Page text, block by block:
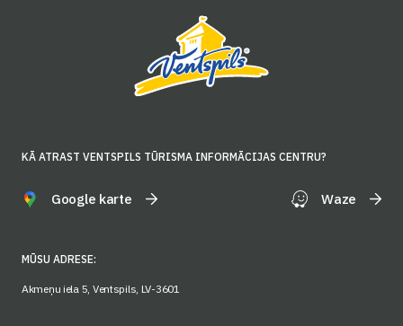
KĀ ATRAST VENTSPILS TŪRISMA INFORMĀCIJAS CENTRU?
Google karte Waze
MŪSU ADRESE:
Akmeņu iela 5, Ventspils, LV-3601